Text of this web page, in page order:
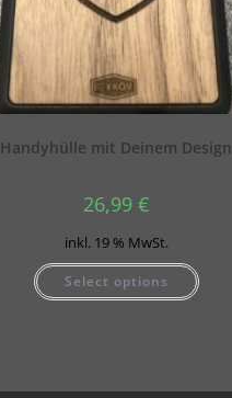
Handyhülle mit Deinem Design
26,99€
inkl. 19 % MwSt.
Select options